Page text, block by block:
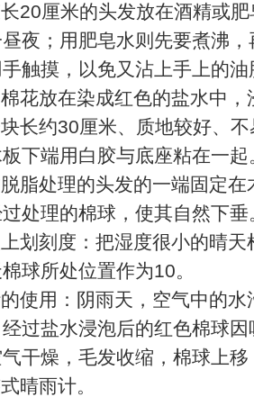
20厘米的头发放在酒精或
夜；用肥皂水则先要煮沸
触摸，以免又沾上手上的油
花放在染成红色的盐水中
长约30厘米、质地较好、
下端用白胶与底座粘在一起
脂处理的头发的一端固定
处理的棉球，使其自然下垂
划刻度：把湿度很小的晴
球所处位置作为10。
使用：阴雨天，空气中的
过盐水浸泡后的红色棉球
干燥，毛发收缩，棉球上
晴雨计。